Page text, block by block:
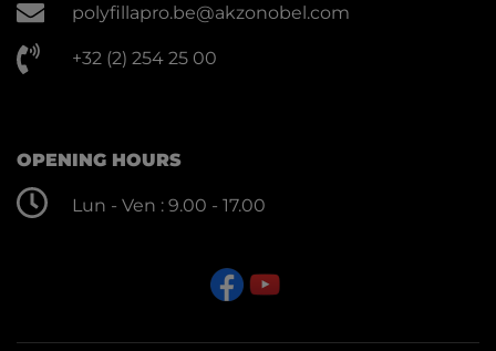
polyfillapro.be@akzonobel.com
+32 (2) 254 25 00
OPENING HOURS
Lun - Ven : 9.00 - 17.00